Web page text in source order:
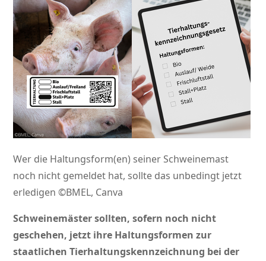
Wer die Haltungsform(en) seiner Schweinemast
noch nicht gemeldet hat, sollte das unbedingt jetzt
erledigen ©BMEL, Canva
Schweinemäster sollten, sofern noch nicht
geschehen, jetzt ihre Haltungsformen zur
staatlichen Tierhaltungskennzeichnung bei der